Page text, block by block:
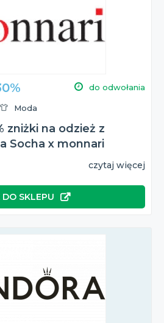
do odwołania
Moda
zniżki na odzież z
Socha x monnari
czytaj więcej
DO SKLEPU